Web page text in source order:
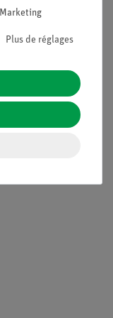
Marketing
Plus de réglages